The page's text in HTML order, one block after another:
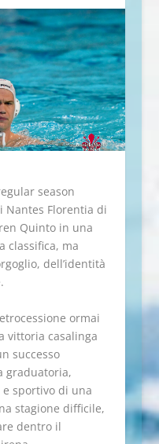
season
Nantes Florentia di
Quinto in una
classifica, ma
dell’identità
ormai
vittoria casalinga
successo
graduatoria,
sportivo di una
stagione difficile,
dentro il